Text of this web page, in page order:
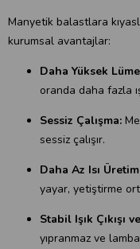
Manyetik balastlara
kurumsal avantajlar:
Daha Yüksek
oranda daha fazla
Sessiz Çalışma:
sessiz çalışır.
Daha Az Isı
yayar, yetiştirme
Stabil Işık Çıkışı
yıpranmaz ve